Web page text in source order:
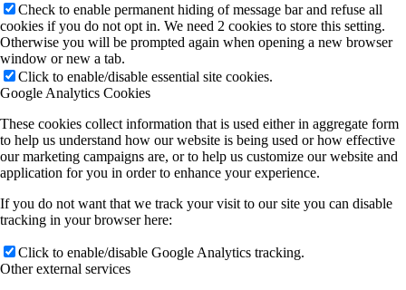
Check to enable permanent hiding of message bar and refuse all
cookies if you do not opt in. We need 2 cookies to store this setting.
Otherwise you will be prompted again when opening a new browser
window or new a tab.
Click to enable/disable essential site cookies.
Google Analytics Cookies
These cookies collect information that is used either in aggregate form
to help us understand how our website is being used or how effective
our marketing campaigns are, or to help us customize our website and
application for you in order to enhance your experience.
If you do not want that we track your visit to our site you can disable
tracking in your browser here:
Click to enable/disable Google Analytics tracking.
Other external services